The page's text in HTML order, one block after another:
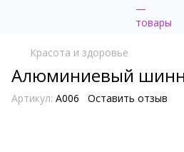
Красота и здоровье
Алюминиевый
Артикул: A006 Оставить отзыв